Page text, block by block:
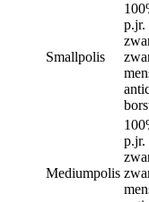
Smallpolis
p.jr.
Mediumpolis
p.jr.